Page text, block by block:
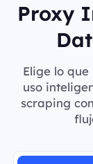
Proxy
Elige lo
uso
scraping